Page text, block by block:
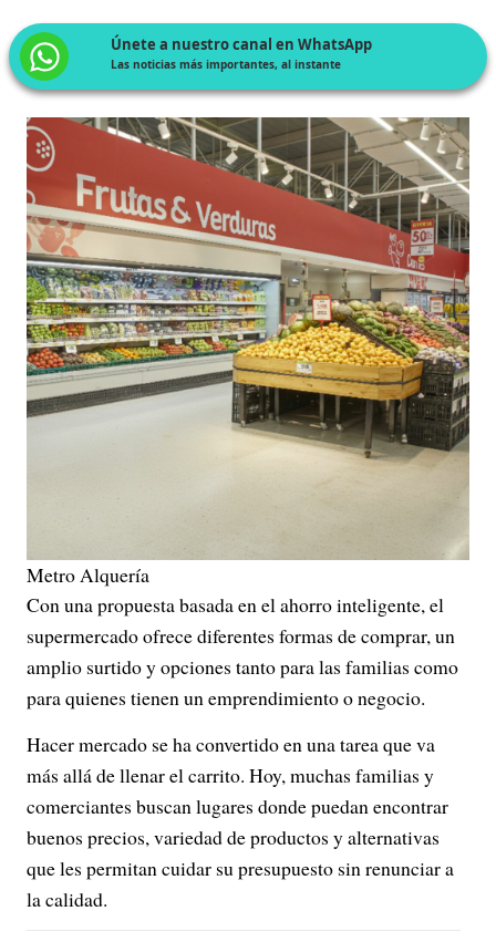
Únete a nuestro canal en WhatsApp
Las noticias más importantes, al instante
Metro Alquería
Con una propuesta basada en el ahorro inteligente, el
supermercado ofrece diferentes formas de comprar, un
amplio surtido y opciones tanto para las familias como
para quienes tienen un emprendimiento o negocio.
Hacer mercado se ha convertido en una tarea que va
más allá de llenar el carrito. Hoy, muchas familias y
comerciantes buscan lugares donde puedan encontrar
buenos precios, variedad de productos y alternativas
que les permitan cuidar su presupuesto sin renunciar a
la calidad.